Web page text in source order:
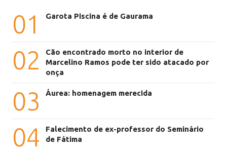
01 Garota Piscina é de Gaurama
02
Cão encontrado morto no interior de
Marcelino Ramos pode ter sido atacado por
onça
03 Áurea: homenagem merecida
04
Falecimento de ex-professor do Seminário
de Fátima